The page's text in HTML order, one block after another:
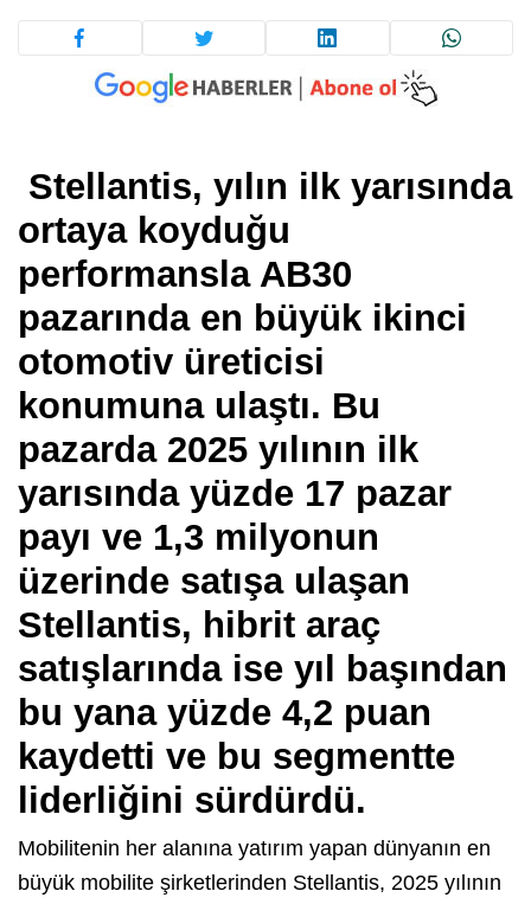
Stellantis, yılın ilk yarısında
ortaya koyduğu
performansla AB30
pazarında en büyük ikinci
otomotiv üreticisi
konumuna ulaştı. Bu
pazarda 2025 yılının ilk
yarısında yüzde 17 pazar
payı ve 1,3 milyonun
üzerinde satışa ulaşan
Stellantis, hibrit araç
satışlarında ise yıl başından
bu yana yüzde 4,2 puan
kaydetti ve bu segmentte
liderliğini sürdürdü.
Mobilitenin her alanına yatırım yapan dünyanın en
büyük mobilite şirketlerinden Stellantis, 2025 yılının